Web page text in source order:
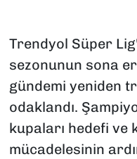
Trendyol Süper
sezonunun sona
gündemi yeniden
odaklandı.
kupaları hedefi ve
mücadelesinin